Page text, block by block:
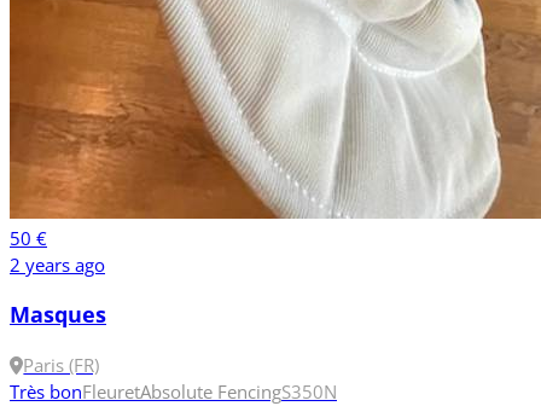
50 €
2 years ago
Masques
Paris (FR)
Très bonFleuretAbsolute FencingS350N